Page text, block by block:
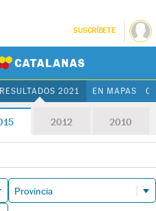
SUSCRÍBETE
RESULTADOS 2021 EN MAPAS
2012 2010